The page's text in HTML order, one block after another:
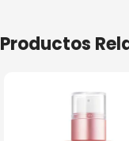
Productos